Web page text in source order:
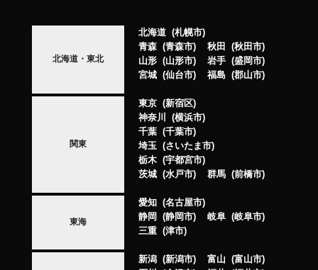
北海道・東北
北海道
札幌市
青森
青森市 秋田
秋田市
山形
山形市 岩手
盛岡市
宮城
仙台市 福島 郡山市
関東
東京
新宿区
神奈川
横浜市
千葉
千葉市
埼玉
さいたま市
栃木
宇都宮市
茨城
水戸市 群馬 前橋市
東海
愛知
名古屋市
静岡
静岡市 岐阜
岐阜市
三重
津市
新潟 新潟市 富山
富山市